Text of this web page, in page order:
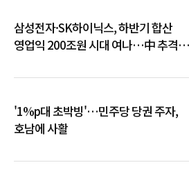
삼성전자·SK하이닉스, 하반기 합산
영업익 200조원 시대 여나…中 추격은
'1%p대 초박빙'…민주당 당권 주자,
호남에 사활